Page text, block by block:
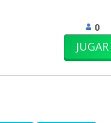
0
JUGAR